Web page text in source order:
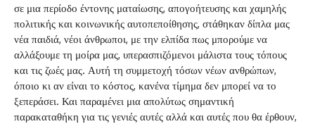
σε μια περίοδο έντονης ματαίωσης, απογοήτευσης και χαμηλής
πολιτικής και κοινωνικής αυτοπεποίθησης, στάθηκαν δίπλα μας
νέα παιδιά, νέοι άνθρωποι, με την ελπίδα πως μπορούμε να
αλλάξουμε τη μοίρα μας, υπερασπιζόμενοι μάλιστα τους τόπους
και τις ζωές μας. Αυτή τη συμμετοχή τόσων νέων ανθρώπων,
όποιο κι αν είναι το κόστος, κανένα τίμημα δεν μπορεί να το
ξεπεράσει. Και παραμένει μια απολύτως σημαντική
παρακαταθήκη για τις γενιές αυτές αλλά και αυτές που θα έρθουν,